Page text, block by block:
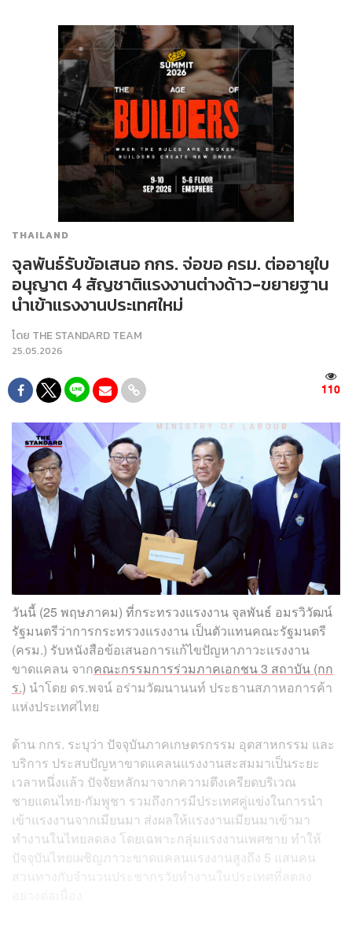
THAILAND
จุลพันธ์รับข้อเสนอ กกร. จ่อขอ ครม. ต่ออายุใบ
อนุญาต 4 สัญชาติแรงงานต่างด้าว-ขยายฐาน
นำเข้าแรงงานประเทศใหม่
โดย THE STANDARD TEAM
25.05.2026
110
วันนี้ (25 พฤษภาคม) ที่กระทรวงแรงงาน จุลพันธ์ อมรวิวัฒน์
รัฐมนตรีว่าการกระทรวงแรงงาน เป็นตัวแทนคณะรัฐมนตรี
(ครม.) รับหนังสือข้อเสนอการแก้ไขปัญหาภาวะแรงงาน
ขาดแคลน จากคณะกรรมการร่วมภาคเอกชน 3 สถาบัน (กก
ร.) นำโดย ดร.พจน์ อร่ามวัฒนานนท์ ประธานสภาหอการค้า
แห่งประเทศไทย
ด้าน กกร. ระบุว่า ปัจจุบันภาคเกษตรกรรม อุตสาหกรรม และ
บริการ ประสบปัญหาขาดแคลนแรงงานสะสมมาเป็นระยะ
เวลาหนึ่งแล้ว ปัจจัยหลักมาจากความตึงเครียดบริเวณ
ชายแดนไทย-กัมพูชา รวมถึงการมีประเทศคู่แข่งในการนำ
เข้าแรงงานจากเมียนมา ส่งผลให้แรงงานเมียนมาเข้ามา
ทำงานในไทยลดลง โดยเฉพาะกลุ่มแรงงานเพศชาย ทำให้
ปัจจุบันไทยเผชิญภาวะขาดแคลนแรงงานสูงถึง 5 แสนคน
สวนทางกับจำนวนประชากรวัยทำงานในประเทศที่ลดลง